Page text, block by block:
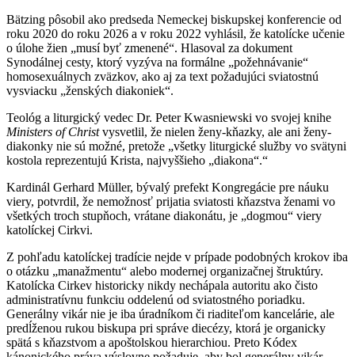
Bätzing pôsobil ako predseda Nemeckej biskupskej konferencie od
roku 2020 do roku 2026 a v roku 2022 vyhlásil, že katolícke učenie
o úlohe žien „musí byť zmenené“. Hlasoval za dokument
Synodálnej cesty, ktorý vyzýva na formálne „požehnávanie“
homosexuálnych zväzkov, ako aj za text požadujúci sviatostnú
vysviacku „ženských diakoniek“.
Teológ a liturgický vedec Dr. Peter Kwasniewski vo svojej knihe
Ministers of Christvysvetlil, že nielen ženy-kňazky, ale ani ženy-
diakonky nie sú možné, pretože „všetky liturgické služby vo svätyni
kostola reprezentujú Krista, najvyššieho „diakona“.“
Kardinál Gerhard Müller, bývalý prefekt Kongregácie pre náuku
viery, potvrdil, že nemožnosť prijatia sviatosti kňazstva ženami vo
všetkých troch stupňoch, vrátane diakonátu, je „dogmou“ viery
katolíckej Cirkvi.
Z pohľadu katolíckej tradície nejde v prípade podobných krokov iba
o otázku „manažmentu“ alebo modernej organizačnej štruktúry.
Katolícka Cirkev historicky nikdy nechápala autoritu ako čisto
administratívnu funkciu oddelenú od sviatostného poriadku.
Generálny vikár nie je iba úradníkom či riaditeľom kancelárie, ale
predĺženou rukou biskupa pri správe diecézy, ktorá je organicky
spätá s kňazstvom a apoštolskou hierarchiou. Preto Kódex